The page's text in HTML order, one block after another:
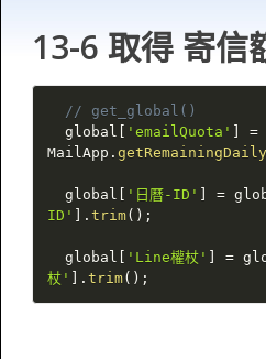
13-6 取得 寄信
// get_global()
  global
'emailQuota'
=
MailApp .
  global
'日曆-ID' =
ID'
.trim( ) ;
  global
'Line權杖' =
杖'
.trim( ) ;